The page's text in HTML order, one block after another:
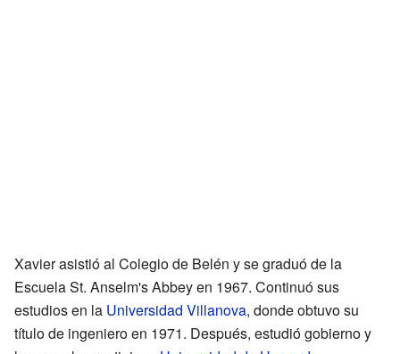
Xavier asistió al Colegio de Belén y se graduó de la
Escuela St. Anselm's Abbey en 1967. Continuó sus
estudios en la Universidad Villanova, donde obtuvo su
título de ingeniero en 1971. Después, estudió gobierno y